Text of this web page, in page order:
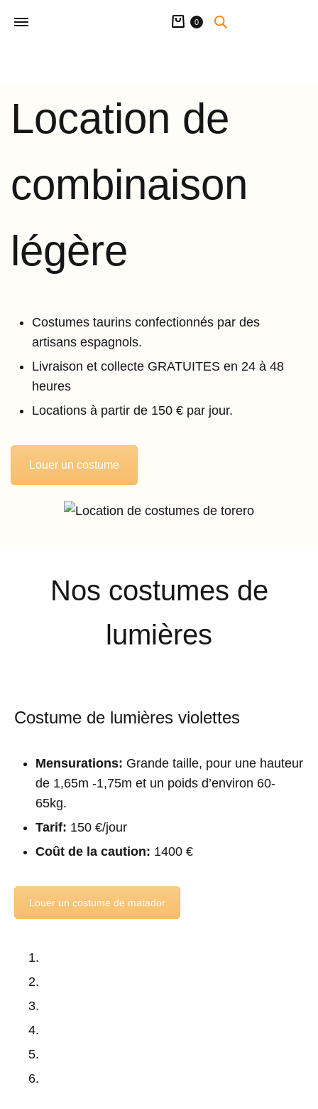
Panier
0
Location de
combinaison
légère
Costumes taurins confectionnés par des
artisans espagnols.
Livraison et collecte GRATUITES en 24 à 48
heures
Locations à partir de 150 € par jour.
Louer un costume
Nos costumes de
lumières
Costume de lumières violettes
Mensurations: Grande taille, pour une hauteur
de 1,65m -1,75m et un poids d’environ 60-
65kg.
Tarif: 150 €/jour
Coût de la caution: 1400 €
Louer un costume de matador